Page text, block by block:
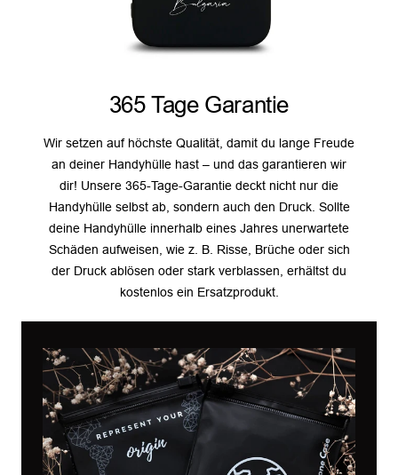
365 Tage Garantie
Wir setzen auf höchste Qualität, damit du lange Freude
an deiner Handyhülle hast – und das garantieren wir
dir! Unsere 365-Tage-Garantie deckt nicht nur die
Handyhülle selbst ab, sondern auch den Druck. Sollte
deine Handyhülle innerhalb eines Jahres unerwartete
Schäden aufweisen, wie z. B. Risse, Brüche oder sich
der Druck ablösen oder stark verblassen, erhältst du
kostenlos ein Ersatzprodukt.